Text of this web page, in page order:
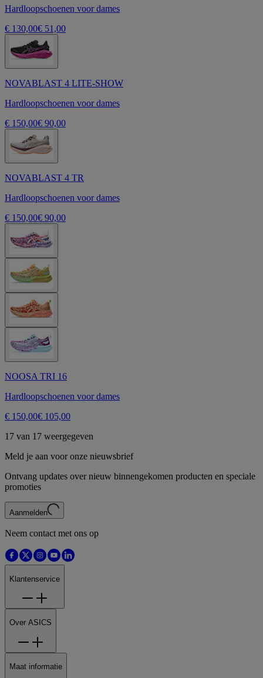
Hardloopschoenen voor dames
€ 130,00€ 51,00
NOVABLAST 4 LITE-SHOW
Hardloopschoenen voor dames
€ 150,00€ 90,00
NOVABLAST 4 TR
Hardloopschoenen voor dames
€ 150,00€ 90,00
NOOSA TRI 16
Hardloopschoenen voor dames
€ 150,00€ 105,00
17 van 17 weergegeven
Meld je aan voor onze nieuwsbrief
Ontvang updates over nieuw binnengekomen producten en speciale
promoties
Aanmelden
Neem contact met ons op
Klantenservice
Over ASICS
Maat informatie